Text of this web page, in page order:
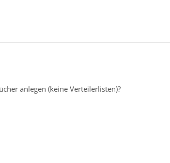
anlegen (keine Verteilerlisten)?